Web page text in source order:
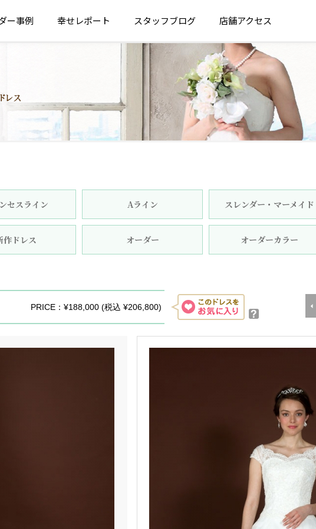
ー事例 幸せレポート スタッフブログ 店舗アクセス
セスライン Aライン スレンダー・マーメイド
作ドレス オーダー オーダーカラー
PRICE：¥188,000 (税込 ¥206,800)